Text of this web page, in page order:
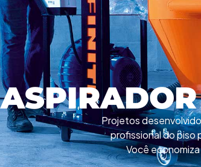
Projetos
profissional do piso
Você